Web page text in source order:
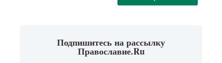
Подпишитесь на рассылку
Православие.Ru